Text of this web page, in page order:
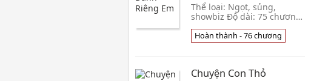
Thể loại: Ngọt, sủng,
showbiz Độ dài: 75 chương
California Mĩ bay đến Hàn
Quốc. Máy bay vừa hạ
khỏi sân bay. Trên tay trống
Hoàn thành - 76 chương
Chuyện Con Thỏ